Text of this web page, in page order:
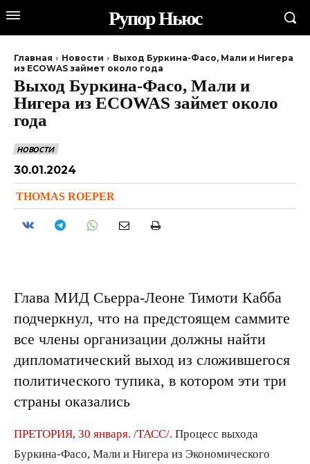
Рупор Ньюс
Главная Новости
Выход Буркина-Фасо, Мали и Нигера
из ECOWAS займет около года
Выход Буркина-Фасо, Мали и
Нигера из ECOWAS займет около
года
НОВОСТИ
30.01.2024
THOMAS ROEPER
Глава МИД Сьерра-Леоне Тимоти Кабба
подчеркнул, что на предстоящем саммите
все члены организации должны найти
дипломатический выход из сложившегося
политического тупика, в котором эти три
страны оказались
ПРЕТОРИЯ, 30 января. /ТАСС/. Процесс выхода
Буркина-Фасо, Мали и Нигера из Экономического